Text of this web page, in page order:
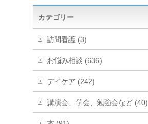
カテゴリー
訪問看護 (3)
お悩み相談 (636)
デイケア (242)
講演会、学会、勉強会など (40)